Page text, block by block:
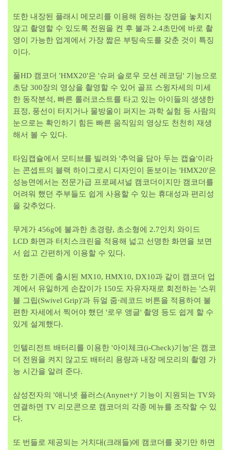
또한 내장된 플래시 메모리를 이용해 원하는 장면을 놓치지
않고 촬영할 수 있도록 전원을 켠 후 불과 2.4초만에 바로 촬
영이 가능한 업계에서 가장 짧은 부팅속도를 갖춘 것이 특징
이다.
풀HD 캠코더 'HMX20'은 '슈퍼 슬로우 모션 레코딩' 기능으로
초당 300장의 영상을 촬영할 수 있어 골프 스윙자세의 미세
한 동작분석, 빠른 롤러코스트를 타고 있는 아이들의 생생한
표정, 풍선이 터지거나 물방울이 퍼지는 과학 실험 등 사람의
눈으로는 확인하기 힘든 빠른 움직임의 영상도 천천히 재생
해서 볼 수 있다.
타임캡슐에서 모티브를 빌려와 '추억을 담아 두는 캡슐'이라
는 콘셉트의 블랙 하이그로시 디자인이 돋보이는 'HMX20'은
성능면에서는 전문가급 프로페셔널 캠코더이지만 캠코더를
어려워 했던 주부들도 쉽게 사용할 수 있는 휴대성과 편리성
을 갖추었다.
무게가 456g에 불과한 초경량, 초소형에 2.7인치 와이드
LCD 화면과 터치스크린을 적용해 넓고 선명한 화면을 보면
서 쉽고 간편하게 이용할 수 있다.
또한 기존에 출시된 MX10, HMX10, DX10과 같이 캠코더 업
계에서 유일하게 손잡이가 150도 자유자재로 회전하는 '스위
블 그립(Swivel Grip)'과 듀얼 줌·레코드 버튼을 적용하여 불
편한 자세에서 찍어야 했던 '로우 앵글' 촬영 등도 쉽게 할 수
있게 설계했다.
인텔리전트 배터리를 이용한 '아이체크(i-Check)기능'은 캠코
더 전원을 켜지 않고도 배터리 용량과 내장 메모리의 촬영 가
능 시간을 알려 준다.
삼성전자의 '애니넷 플러스(Anynet+)' 기능이 지원되는 TV와
연결하면 TV 리모콘으로 캠코더의 각종 메뉴를 조작할 수 있
다.
또 번들로 제공되는 거치대(크래들)에 캠코더를 꽂기만 하면